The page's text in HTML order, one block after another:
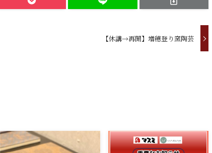
【休講→再開】増穂登り窯陶芸